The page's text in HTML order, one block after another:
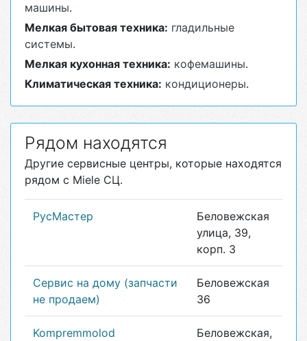
машины.
Мелкая бытовая техника: гладильные
системы.
Мелкая кухонная техника: кофемашины.
Климатическая техника: кондиционеры.
Рядом находятся
Другие сервисные центры, которые находятся
рядом с Miele СЦ.
РусМастер
Беловежская
улица, 39,
корп. 3
Сервис на дому (запчасти
не продаем)
Беловежская
36
Kompremmolod
Беловежская,